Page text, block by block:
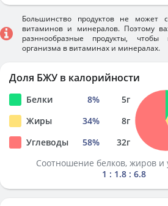
Большинство продуктов не может
витаминов и минералов. Поэтому
разннообразные продукты, чтобы
организма в витаминах и минералах.
Доля БЖУ в калорийности
Белки 8% 5г
Жиры
34% 8г
Углеводы
58% 32г
Соотношение белков, жиров и
1 : 1.8 : 6.8